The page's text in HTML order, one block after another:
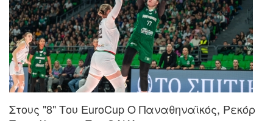
Στους "8" Του EuroCup Ο Παναθηναϊκός, Ρεκόρ